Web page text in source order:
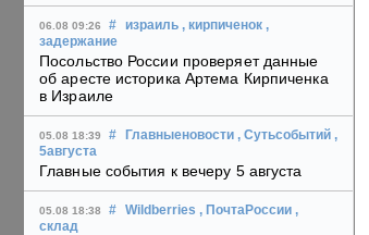
06.08 09:26 # израиль , кирпиченок ,
задержание
Посольство России проверяет данные
об аресте историка Артема Кирпиченка
в Израиле
05.08 18:39 # Главныеновости , Сутьсобытий ,
5августа
Главные события к вечеру 5 августа
05.08 18:38 # Wildberries , ПочтаРоссии ,
склад